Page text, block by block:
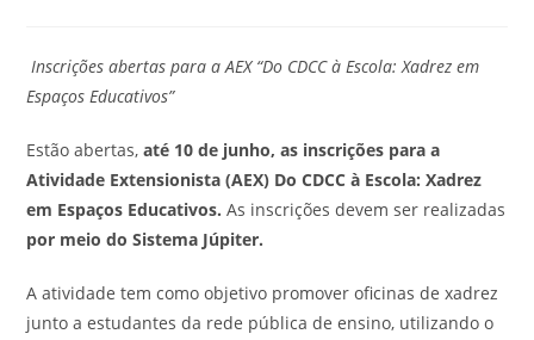
Inscrições abertas para a AEX “Do CDCC à Escola: Xadrez em
Espaços Educativos”
Estão abertas, até 10 de junho, as inscrições para a
Atividade Extensionista (AEX) Do CDCC à Escola: Xadrez
em Espaços Educativos. As inscrições devem ser realizadas
por meio do Sistema Júpiter.
A atividade tem como objetivo promover oficinas de xadrez
junto a estudantes da rede pública de ensino, utilizando o